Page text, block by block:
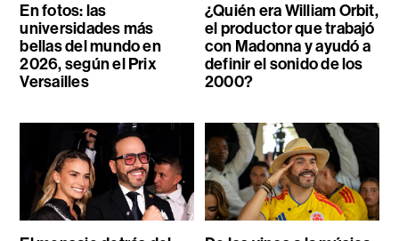
En fotos: las
universidades más
bellas del mundo en
2026, según el Prix
Versailles
¿Quién era William Orbit,
el productor que trabajó
con Madonna y ayudó a
definir el sonido de los
2000?